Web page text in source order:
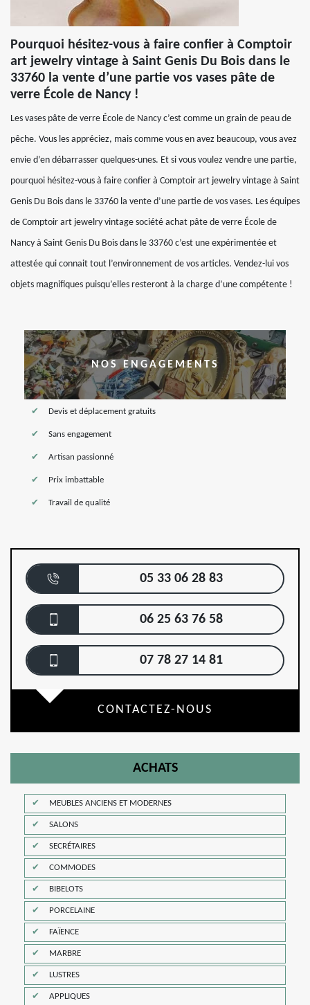
Pourquoi hésitez-vous à faire confier à Comptoir
art jewelry vintage à Saint Genis Du Bois dans le
33760 la vente d’une partie vos vases pâte de
verre École de Nancy !
Les vases pâte de verre École de Nancy c’est comme un grain de peau de
pêche. Vous les appréciez, mais comme vous en avez beaucoup, vous avez
envie d’en débarrasser quelques-unes. Et si vous voulez vendre une partie,
pourquoi hésitez-vous à faire confier à Comptoir art jewelry vintage à Saint
Genis Du Bois dans le 33760 la vente d’une partie de vos vases. Les équipes
de Comptoir art jewelry vintage société achat pâte de verre École de
Nancy à Saint Genis Du Bois dans le 33760 c’est une expérimentée et
attestée qui connait tout l’environnement de vos articles. Vendez-lui vos
objets magnifiques puisqu’elles resteront à la charge d’une compétente !
NOS ENGAGEMENTS
Devis et déplacement gratuits
Sans engagement
Artisan passionné
Prix imbattable
Travail de qualité
05 33 06 28 83
06 25 63 76 58
07 78 27 14 81
CONTACTEZ-NOUS
ACHATS
MEUBLES ANCIENS ET MODERNES
SALONS
SECRÉTAIRES
COMMODES
BIBELOTS
PORCELAINE
FAÏENCE
MARBRE
LUSTRES
APPLIQUES